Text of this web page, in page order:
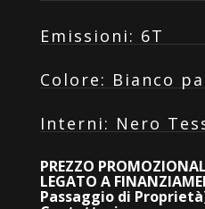
Emissioni: 6T
Colore: Bianco
Interni: Nero
PREZZO
LEGATO A
Passaggio di